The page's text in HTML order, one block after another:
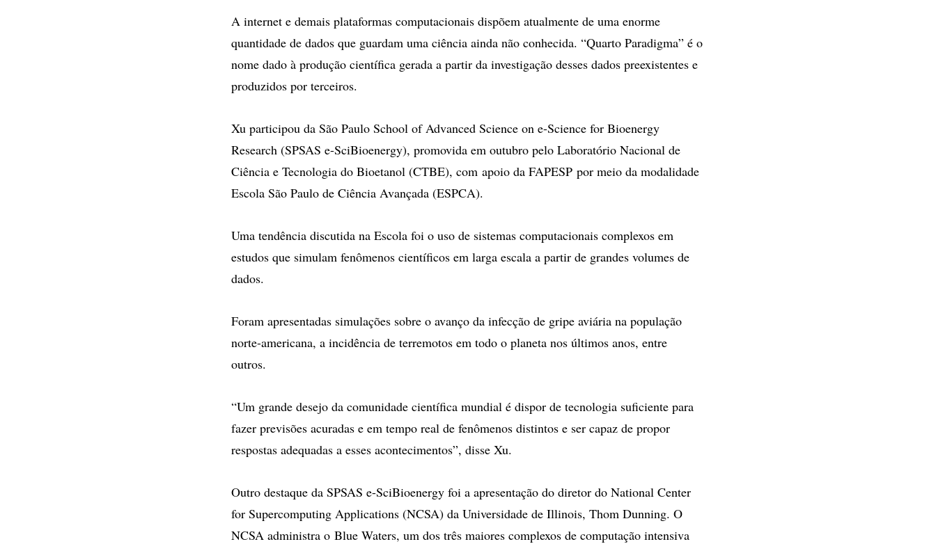
A internet e demais plataformas computacionais dispõem atualmente de uma enorme
quantidade de dados que guardam uma ciência ainda não conhecida. “Quarto Paradigma” é o
nome dado à produção científica gerada a partir da investigação desses dados preexistentes e
produzidos por terceiros.
Xu participou da São Paulo School of Advanced Science on e-Science for Bioenergy
Research (SPSAS e-SciBioenergy), promovida em outubro pelo Laboratório Nacional de
Ciência e Tecnologia do Bioetanol (CTBE), com apoio da FAPESP por meio da modalidade
Escola São Paulo de Ciência Avançada (ESPCA).
Uma tendência discutida na Escola foi o uso de sistemas computacionais complexos em
estudos que simulam fenômenos científicos em larga escala a partir de grandes volumes de
dados.
Foram apresentadas simulações sobre o avanço da infecção de gripe aviária na população
norte-americana, a incidência de terremotos em todo o planeta nos últimos anos, entre
outros.
“Um grande desejo da comunidade científica mundial é dispor de tecnologia suficiente para
fazer previsões acuradas e em tempo real de fenômenos distintos e ser capaz de propor
respostas adequadas a esses acontecimentos”, disse Xu.
Outro destaque da SPSAS e-SciBioenergy foi a apresentação do diretor do National Center
for Supercomputing Applications (NCSA) da Universidade de Illinois, Thom Dunning. O
NCSA administra o Blue Waters, um dos três maiores complexos de computação intensiva